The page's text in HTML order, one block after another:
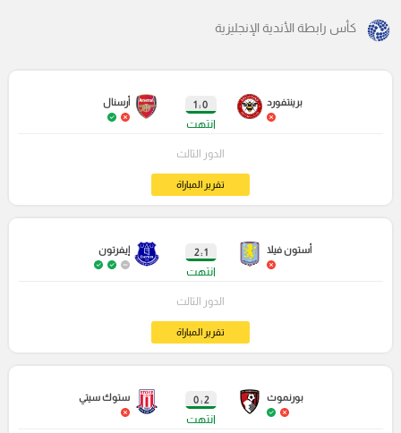
كأس رابطة الأندية الإنجليزية
برينتفورد 0 : 1
انتهت
أرسنال
الدور الثالث
تقرير المباراة
أستون فيلا 1 : 2
انتهت
إيفرتون
الدور الثالث
تقرير المباراة
بورنموث 2 : 0
انتهت
ستوك سيتي